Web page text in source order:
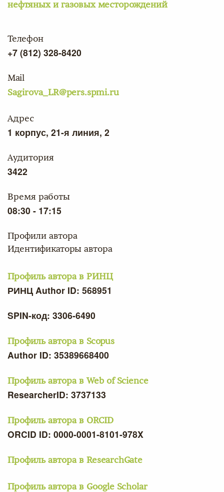
нефтяных и газовых месторождений
Телефон
+7 (812) 328-8420
Mail
Sagirova_LR@pers.spmi.ru
Адрес
1 корпус, 21-я линия, 2
Аудитория
3422
Время работы
08:30 - 17:15
Профили автора
Идентификаторы автора
Профиль автора в РИНЦ
РИНЦ Author ID: 568951
SPIN-код: 3306-6490
Профиль автора в Scopus
Author ID: 35389668400
Профиль автора в Web of Science
ResearcherID: 3737133
Профиль автора в ORCID
ORCID ID: 0000-0001-8101-978X
Профиль автора в ResearchGate
Профиль автора в Google Scholar